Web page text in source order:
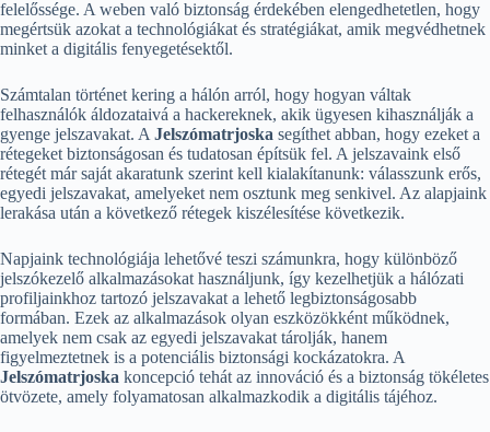
felelőssége. A weben való biztonság érdekében elengedhetetlen, hogy
megértsük azokat a technológiákat és stratégiákat, amik megvédhetnek
minket a digitális fenyegetésektől.
Számtalan történet kering a hálón arról, hogy hogyan váltak
felhasználók áldozataivá a hackereknek, akik ügyesen kihasználják a
gyenge jelszavakat. A Jelszómatrjoska segíthet abban, hogy ezeket a
rétegeket biztonságosan és tudatosan építsük fel. A jelszavaink első
rétegét már saját akaratunk szerint kell kialakítanunk: válasszunk erős,
egyedi jelszavakat, amelyeket nem osztunk meg senkivel. Az alapjaink
lerakása után a következő rétegek kiszélesítése következik.
Napjaink technológiája lehetővé teszi számunkra, hogy különböző
jelszókezelő alkalmazásokat használjunk, így kezelhetjük a hálózati
profiljainkhoz tartozó jelszavakat a lehető legbiztonságosabb
formában. Ezek az alkalmazások olyan eszközökként működnek,
amelyek nem csak az egyedi jelszavakat tárolják, hanem
figyelmeztetnek is a potenciális biztonsági kockázatokra. A
Jelszómatrjoska koncepció tehát az innováció és a biztonság tökéletes
ötvözete, amely folyamatosan alkalmazkodik a digitális tájéhoz.